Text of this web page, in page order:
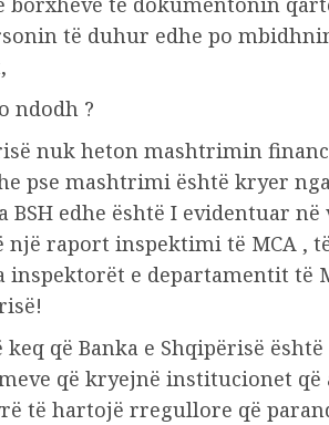
të duhur edhe po
ndodh ?
nuk heton mashtrimin
pse mashtrimi është kryer
BSH edhe është I evidentuar në
një raport inspektimi të MCA ,
inspektorët e departamentit të
që Banka e Shqipërisë
që kryejnë institucionet që
të hartojë rregullore që